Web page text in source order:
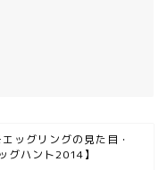
ッグリングの見た目・
グハント2014】